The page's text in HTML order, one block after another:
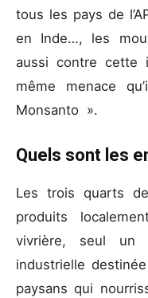
tous les pays de
en Inde…, les
aussi contre cette
même menace
Monsanto ».
Quels sont les
Les trois quarts
produits
vivrière, seul un
industrielle
paysans qui